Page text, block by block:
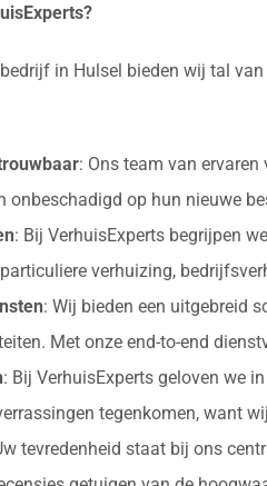
in Hulsel bieden wij tal
: Ons team van
onbeschadigd op hun nieuwe
: Bij VerhuisExperts begrijpen
verhuizing,
: Wij bieden een uitgebreid
Met onze end-to-end
: Bij VerhuisExperts geloven we
tegenkomen, want
tevredenheid staat bij ons